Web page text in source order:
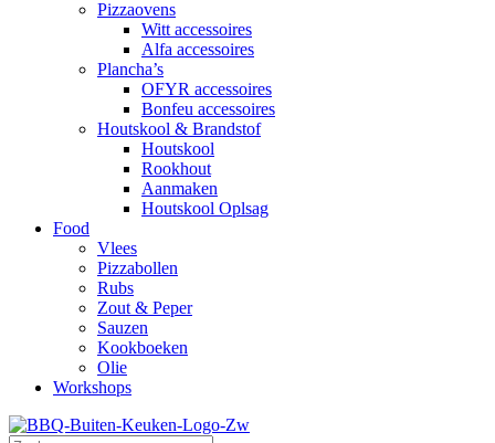
Pizzaovens
Witt accessoires
Alfa accessoires
Plancha’s
OFYR accessoires
Bonfeu accessoires
Houtskool & Brandstof
Houtskool
Rookhout
Aanmaken
Houtskool Oplsag
Food
Vlees
Pizzabollen
Rubs
Zout & Peper
Sauzen
Kookboeken
Olie
Workshops